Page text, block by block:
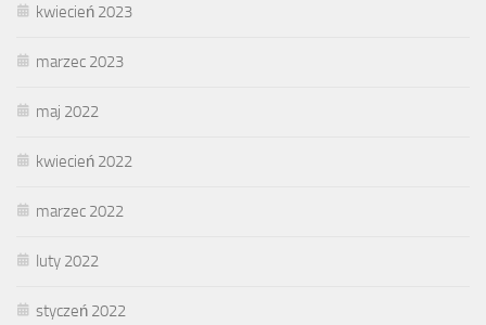
kwiecień 2023
marzec 2023
maj 2022
kwiecień 2022
marzec 2022
luty 2022
styczeń 2022